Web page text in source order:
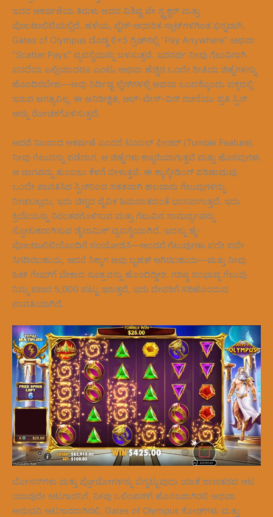
ಇದರ ಆಕರ್ಷಣೆಯ ತಿರುಳು ಅದರ ವಿಶಿಷ್ಟ ಪೇ ಸ್ಟ್ರಕ್ಚರ್ ಮತ್ತು
ವೊಲಟಾಲಿಟಿಯಲ್ಲಿದೆ. ಹಳೆಯ, ಲೈನ್-ಆಧಾರಿತ ಸ್ಲಾಟ್‌ಗಳಿಗಿಂತ ಭಿನ್ನವಾಗಿ,
Gates of Olympus ದೊಡ್ಡ 6×5 ಗ್ರಿಡ್‌ನಲ್ಲಿ “Pay Anywhere” ಅಥವಾ
“Scatter Pays” ವ್ಯವಸ್ಥೆಯನ್ನು ಬಳಸುತ್ತದೆ. ಇದರರ್ಥ ನೀವು ಗೆಲುವಿಗಾಗಿ
ಪರದೆಯ ಎಲ್ಲಿಯಾದರೂ ಎಂಟು ಅಥವಾ ಹೆಚ್ಚಿನ ಒಂದೇ ರೀತಿಯ ಚಿಹ್ನೆಗಳನ್ನು
ಹೊಂದಿರಬೇಕು—ಅವು ನಿರ್ದಿಷ್ಟ ಲೈನ್‌ಗಳಲ್ಲಿ ಅಥವಾ ಒಂದಕ್ಕೊಂದು ಪಕ್ಕದಲ್ಲಿ
ಇರುವ ಅಗತ್ಯವಿಲ್ಲ. ಈ ಅನಿರೀಕ್ಷಿತ, ಆಲ್-ವೇಸ್-ವಿನ್ ರಚನೆಯು ಪ್ರತಿ ಸ್ಪಿನ್
ಅನ್ನು ರೋಚಕಗೊಳಿಸುತ್ತದೆ.
ಆದರೆ ನಿಜವಾದ ಆಕರ್ಷಣೆ ಎಂದರೆ ಟಂಬಲ್ ಫೀಚರ್ (Tumble Feature).
ನೀವು ಗೆಲುವನ್ನು ಪಡೆದಾಗ, ಆ ಚಿಹ್ನೆಗಳು ಕಣ್ಮರೆಯಾಗುತ್ತವೆ ಮತ್ತು ಹೊಸವುಗಳು
ಆ ಜಾಗವನ್ನು ತುಂಬಲು ಕೆಳಗೆ ಬೀಳುತ್ತವೆ. ಈ ಕ್ಯಾಸ್ಕೇಡಿಂಗ್ ಪರಿಣಾಮವು
ಒಂದೇ ಪಾವತಿಸಿದ ಸ್ಪಿನ್‌ನಿಂದ ಸತತವಾಗಿ ಹಲವಾರು ಗೆಲುವುಗಳನ್ನು
ನೀಡಬಲ್ಲದು, ಇದು ಚಿನ್ನದ ದೈವಿಕ ಹಿಮಪಾತದಂತೆ ಭಾಸವಾಗುತ್ತದೆ. ಇದು
ಕ್ರಿಯೆಯನ್ನು ನಿರಂತರಗೊಳಿಸುವ ಮತ್ತು ಗೆಲುವಿನ ಸಾಮರ್ಥ್ಯವನ್ನು
ಸ್ಫೋಟಕವಾಗಿಸುವ ಡೈನಾಮಿಕ್ ವ್ಯವಸ್ಥೆಯಾಗಿದೆ. ಇದನ್ನು ಹೈ-
ವೊಲಟಾಲಿಟಿಯೊಂದಿಗೆ ಸಂಯೋಜಿಸಿ—ಅಂದರೆ ಗೆಲುವುಗಳು ಪದೇ ಪದೇ
ಸಿಗದಿರಬಹುದು, ಆದರೆ ಸಿಕ್ಕಾಗ ಅವು ಬೃಹತ್ ಆಗಿರಬಹುದು—ಮತ್ತು ನೀವು
ಹಿಟ್ ಗೇಮ್‌ಗೆ ಬೇಕಾದ ಸೂತ್ರವನ್ನು ಹೊಂದಿದ್ದೀರಿ. ಗರಿಷ್ಠ ಸಂಭಾವ್ಯ ಗೆಲುವು
ನಿಮ್ಮ ಪಣದ 5,000 ಪಟ್ಟು ಇರುತ್ತದೆ, ಇದು ದೇವರಿಗೆ ಸರಿಹೊಂದುವ
ಪಾವತಿಯಾಗಿದೆ.
ಬೋನಸ್‌ಗಳು ಮತ್ತು ಪ್ರೋಮೋಗಳನ್ನು ಬೆನ್ನಟ್ಟುವುದು ಯಾಕೆ ಜಾಣತನದ ಆಟ
ಯಾವುದೇ ಆಟಗಾರನಿಗೆ, ನೀವು ಒಲಿಂಪಸ್‌ಗೆ ಹೊಸಬರಾಗಿರಲಿ ಅಥವಾ
ಅನುಭವಿ ಆಟಗಾರರಾಗಿರಲಿ, Gates of Olympus ಕೋಡ್‌ಗಳು ಮತ್ತು